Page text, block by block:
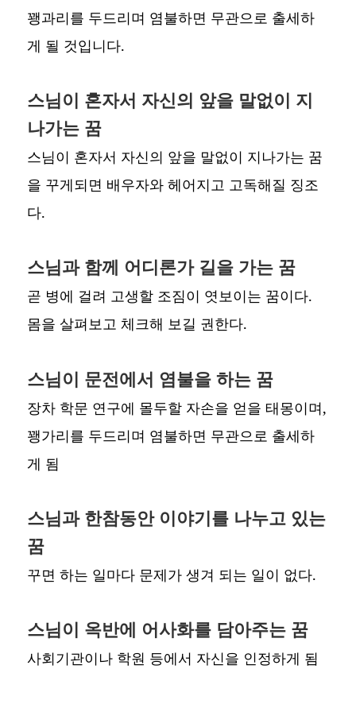
꽹과리를 두드리며 염불하면 무관으로 출세하
게 될 것입니다.
스님이 혼자서 자신의 앞을 말없이 지
나가는 꿈
스님이 혼자서 자신의 앞을 말없이 지나가는 꿈
을 꾸게되면 배우자와 헤어지고 고독해질 징조
다.
스님과 함께 어디론가 길을 가는 꿈
곧 병에 걸려 고생할 조짐이 엿보이는 꿈이다.
몸을 살펴보고 체크해 보길 권한다.
스님이 문전에서 염불을 하는 꿈
장차 학문 연구에 몰두할 자손을 얻을 태몽이며,
꽹가리를 두드리며 염불하면 무관으로 출세하
게 됨
스님과 한참동안 이야기를 나누고 있는
꿈
꾸면 하는 일마다 문제가 생겨 되는 일이 없다.
스님이 옥반에 어사화를 담아주는 꿈
사회기관이나 학원 등에서 자신을 인정하게 됨